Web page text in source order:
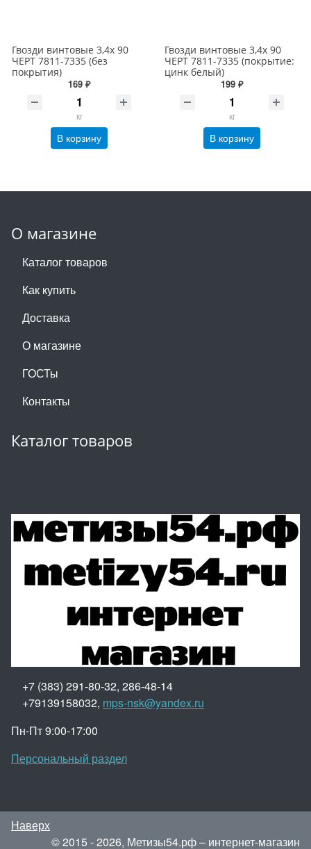
Гвозди винтовые 3,4х 90
ЧЕРТ 7811-7335 (без
покрытия)
169 ₽
кг
В корзину
Гвозди винтовые 3,4х 90
ЧЕРТ 7811-7335 (покрытие:
цинк белый)
199 ₽
кг
В корзину
О магазине
Каталог товаров
Как купить
Доставка
О магазине
ГОСТы
Контакты
Каталог товаров
+7 (383) 291-80-32, 286-48-14
+79139158032, mps-nsk@yandex.ru
Пн-Пт 9:00-17:00
Персональный раздел
Наверх
© 2015 - 2026, Метизы54.рф – интернет-магазин